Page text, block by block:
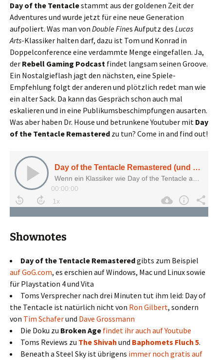
Day of the Tentaclestammt aus der goldenen Zeit der
Adventures und wurde jetzt für eine neue Generation
aufpoliert. Was man von Double Fines Aufputz des Lucas
Arts-Klassiker halten darf, dazu ist Tom und Konrad in
Doppelconference eine verdammte Menge eingefallen. Ja,
der Rebell Gaming Podcast findet langsam seinen Groove.
Ein Nostalgieflash jagt den nächsten, eine Spiele-
Empfehlung folgt der anderen und plötzlich redet man wie
ein alter Sack. Da kann das Gespräch schon auch mal
eskalieren und in eine Publikumsbeschimpfungen ausarten.
Was aber haben Dr. House und betrunkene Youtuber mit Day
of the Tentacle Remastered zu tun? Come in and find out!
Shownotes
Day of the Tentacle Remasteredgibts zum Beispiel
auf GoG.com, es erschien auf Windows, Mac und Linux sowie
für Playstation 4 und Vita
Toms Versprecher nach drei Minuten tut ihm leid: Day of
the Tentacle ist natürlich nicht von Ron Gilbert, sondern
von Tim Schaferund Dave Grossmann
Die Doku zu Broken Age findet ihr auch auf Youtube
Toms Reviews zu The Shivah und Baphomets Fluch 5.
Beneath a Steel Sky ist übrigens immer noch gratis auf